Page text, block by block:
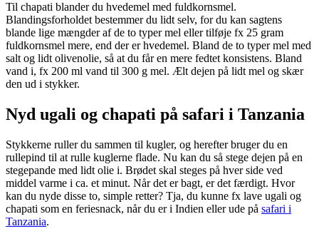
Til chapati blander du hvedemel med fuldkornsmel.
Blandingsforholdet bestemmer du lidt selv, for du kan sagtens
blande lige mængder af de to typer mel eller tilføje fx 25 gram
fuldkornsmel mere, end der er hvedemel. Bland de to typer mel med
salt og lidt olivenolie, så at du får en mere fedtet konsistens. Bland
vand i, fx 200 ml vand til 300 g mel. Ælt dejen på lidt mel og skær
den ud i stykker.
Nyd ugali og chapati på safari i Tanzania
Stykkerne ruller du sammen til kugler, og herefter bruger du en
rullepind til at rulle kuglerne flade. Nu kan du så stege dejen på en
stegepande med lidt olie i. Brødet skal steges på hver side ved
middel varme i ca. et minut. Når det er bagt, er det færdigt. Hvor
kan du nyde disse to, simple retter? Tja, du kunne fx lave ugali og
chapati som en feriesnack, når du er i Indien eller ude på safari i
Tanzania.